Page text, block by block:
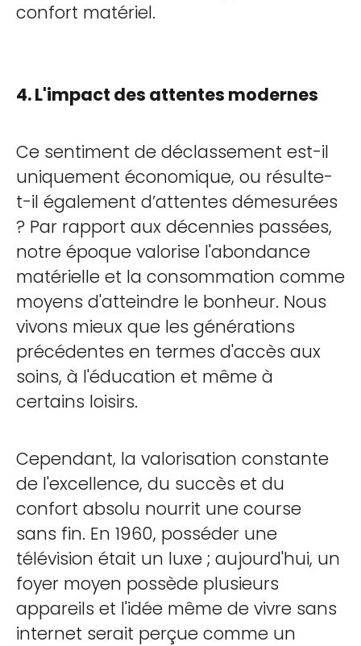
confort matériel.
4. L'impact des attentes modernes
Ce sentiment de déclassement est-il
uniquement économique, ou résulte-
t-il également d’attentes démesurées
? Par rapport aux décennies passées,
notre époque valorise l'abondance
matérielle et la consommation comme
moyens d'atteindre le bonheur. Nous
vivons mieux que les générations
précédentes en termes d'accès aux
soins, à l'éducation et même à
certains loisirs.
Cependant, la valorisation constante
de l'excellence, du succès et du
confort absolu nourrit une course
sans fin. En 1960, posséder une
télévision était un luxe ; aujourd'hui, un
foyer moyen possède plusieurs
appareils et l'idée même de vivre sans
internet serait perçue comme un